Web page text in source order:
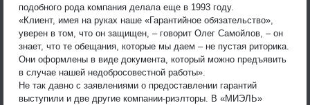
подобного рода компания делала еще в 1993 году.
«Клиент, имея на руках наше «Гарантийное обязательство»,
уверен в том, что он защищен, – говорит Олег Самойлов, – он
знает, что те обещания, которые мы даем – не пустая риторика.
Они оформлены в виде документа, который можно предъявить
в случае нашей недобросовестной работы».
Не так давно с заявлениями о предоставлении гарантий
выступили и две другие компании-риэлторы. В «МИЭЛЬ»